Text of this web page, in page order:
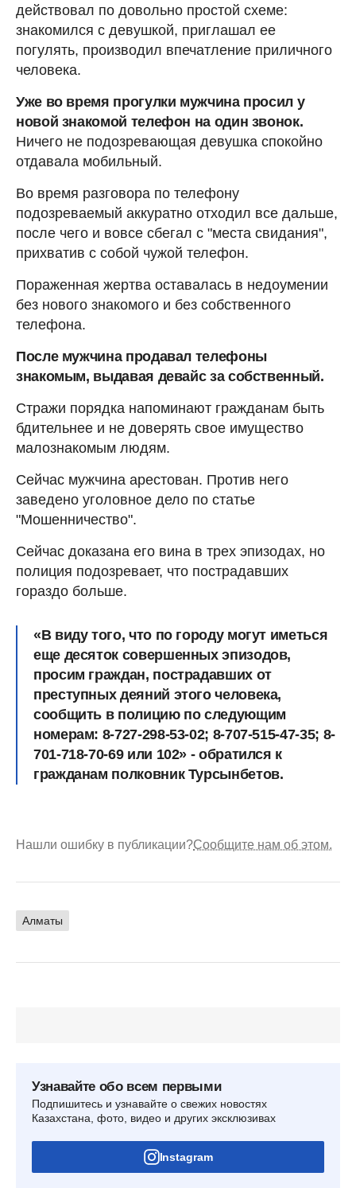
действовал по довольно простой схеме:
знакомился с девушкой, приглашал ее
погулять, производил впечатление приличного
человека.
Уже во время прогулки мужчина просил у
новой знакомой телефон на один звонок.
Ничего не подозревающая девушка спокойно
отдавала мобильный.
Во время разговора по телефону
подозреваемый аккуратно отходил все дальше,
после чего и вовсе сбегал с "места свидания",
прихватив с собой чужой телефон.
Пораженная жертва оставалась в недоумении
без нового знакомого и без собственного
телефона.
После мужчина продавал телефоны
знакомым, выдавая девайс за собственный.
Стражи порядка напоминают гражданам быть
бдительнее и не доверять свое имущество
малознакомым людям.
Сейчас мужчина арестован. Против него
заведено уголовное дело по статье
"Мошенничество".
Сейчас доказана его вина в трех эпизодах, но
полиция подозревает, что пострадавших
гораздо больше.
«В виду того, что по городу могут иметься
еще десяток совершенных эпизодов,
просим граждан, пострадавших от
преступных деяний этого человека,
сообщить в полицию по следующим
номерам: 8-727-298-53-02; 8-707-515-47-35; 8-
701-718-70-69 или 102» - обратился к
гражданам полковник Турсынбетов.
Нашли ошибку в публикации?Сообщите нам об этом.
Алматы
Узнавайте обо всем первыми
Подпишитесь и узнавайте о свежих новостях
Казахстана, фото, видео и других эксклюзивах
Instagram